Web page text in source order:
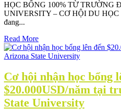
HỌC BỔNG 100% TỪ TRƯỜNG
UNIVERSITY – CƠ HỘI DU
đang...
Read More
Cơ hội nhận học bổng
$20.000USD/năm tại
State University